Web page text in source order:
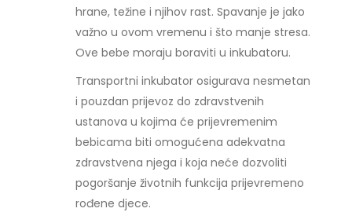
hrane, težine i njihov rast. Spavanje je jako
važno u ovom vremenu i što manje stresa.
Ove bebe moraju boraviti u inkubatoru.
Transportni inkubator osigurava nesmetan
i pouzdan prijevoz do zdravstvenih
ustanova u kojima će prijevremenim
bebicama biti omogućena adekvatna
zdravstvena njega i koja neće dozvoliti
pogoršanje životnih funkcija prijevremeno
rođene djece.